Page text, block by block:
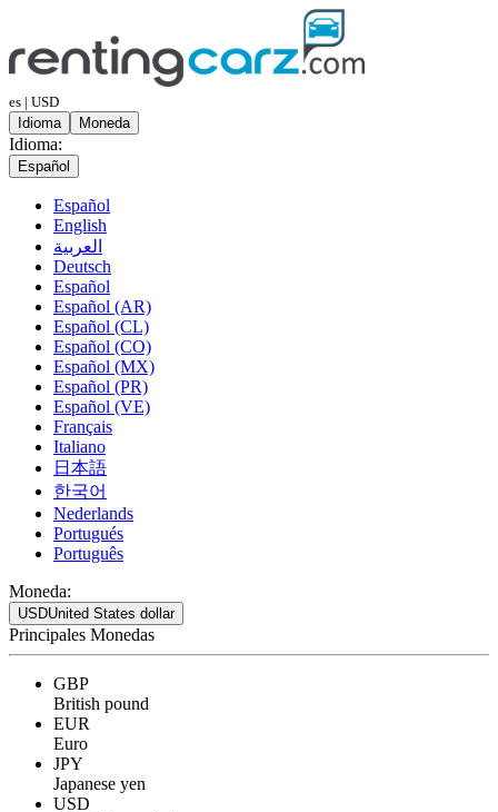
es | USD
Idioma
Moneda
Idioma:
Español
Español
English
العربية
Deutsch
Español
Español (AR)
Español (CL)
Español (CO)
Español (MX)
Español (PR)
Español (VE)
Français
Italiano
日本語
한국어
Nederlands
Portugués
Português
Moneda:
USDUnited States dollar
Principales Monedas
GBP
British pound
EUR
Euro
JPY
Japanese yen
USD